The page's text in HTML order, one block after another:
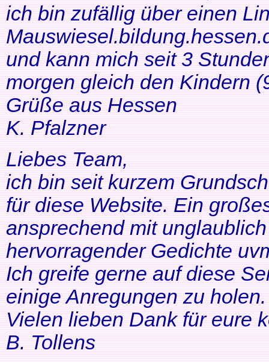
ich bin zufällig über einen
und kann mich seit 3
morgen gleich den Kindern
Grüße aus Hessen
K. Pfalzner
Liebes Team,
ich bin seit kurzem
für diese Website. Ein
ansprechend mit
hervorragender Gedichte
Ich greife gerne auf diese
einige Anregungen zu
Vielen lieben Dank für eure
B. Tollens